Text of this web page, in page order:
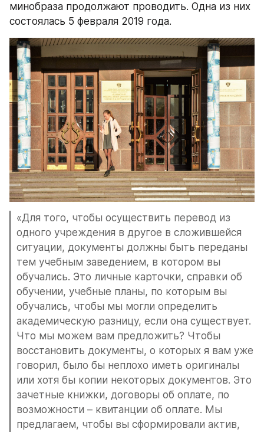
минобраза продолжают проводить. Одна из них
состоялась 5 февраля 2019 года.
«Для того, чтобы осуществить перевод из
одного учреждения в другое в сложившейся
ситуации, документы должны быть переданы
тем учебным заведением, в котором вы
обучались. Это личные карточки, справки об
обучении, учебные планы, по которым вы
обучались, чтобы мы могли определить
академическую разницу, если она существует.
Что мы можем вам предложить? Чтобы
восстановить документы, о которых я вам уже
говорил, было бы неплохо иметь оригиналы
или хотя бы копии некоторых документов. Это
зачетные книжки, договоры об оплате, по
возможности – квитанции об оплате. Мы
предлагаем, чтобы вы сформировали актив,